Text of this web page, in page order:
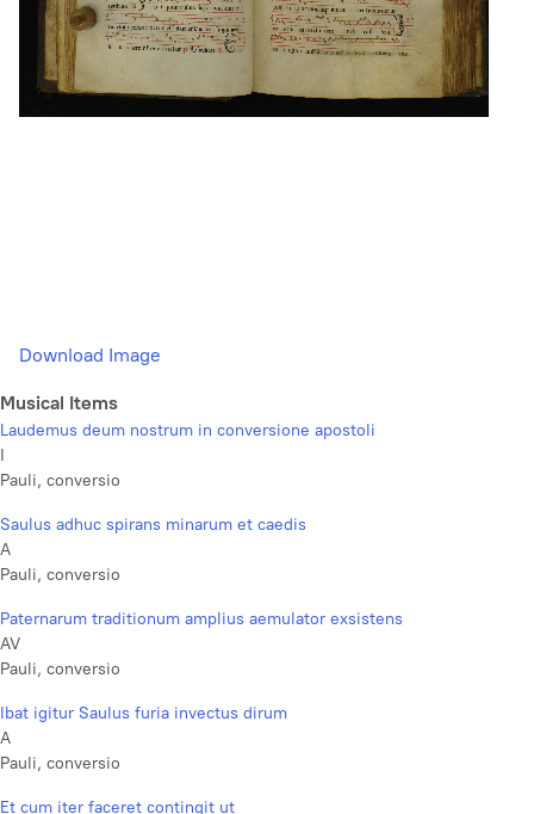
Download Image
Musical Items
Laudemus deum nostrum in conversione apostoli
I
Pauli, conversio
Saulus adhuc spirans minarum et caedis
A
Pauli, conversio
Paternarum traditionum amplius aemulator exsistens
AV
Pauli, conversio
Ibat igitur Saulus furia invectus dirum
A
Pauli, conversio
Et cum iter faceret contingit ut